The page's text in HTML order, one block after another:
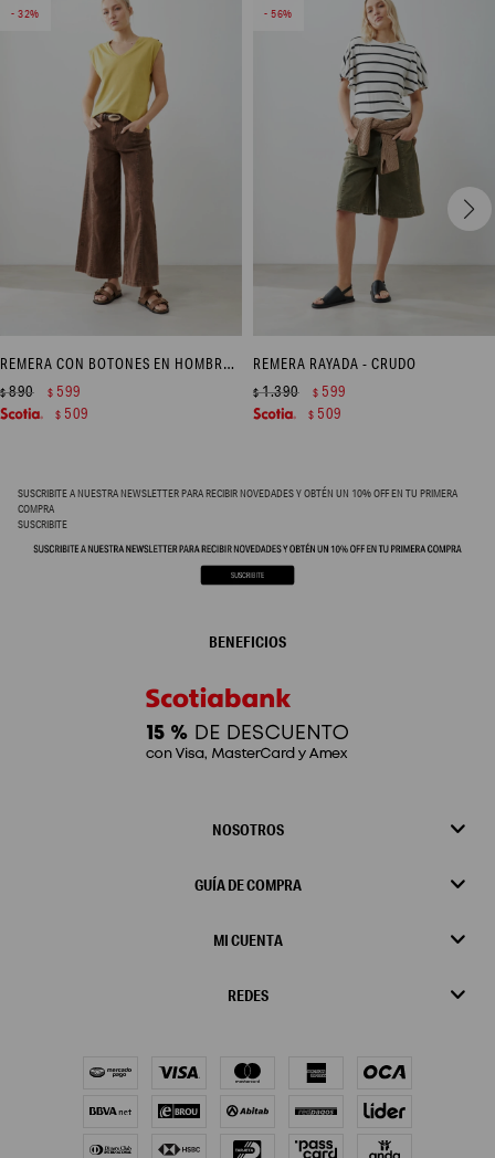
32
REMERA CON BOTONES EN HOMBROS - PISTACHO
$890 $ 599
$ 509
56
REMERA RAYADA - CRUDO
$1.390 $ 599
$ 509
SUSCRIBITE A NUESTRA NEWSLETTER PARA RECIBIR NOVEDADES Y OBTÉN UN 10% OFF EN TU PRIMERA
COMPRA
SUSCRIBITE
NOSOTROS
GUÍA DE COMPRA
MI CUENTA
REDES
BENEFICIOS